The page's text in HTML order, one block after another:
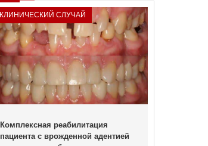
КЛИНИЧЕСКИЙ СЛУЧАЙ
Комплексная реабилитация
пациента с врожденной адентией